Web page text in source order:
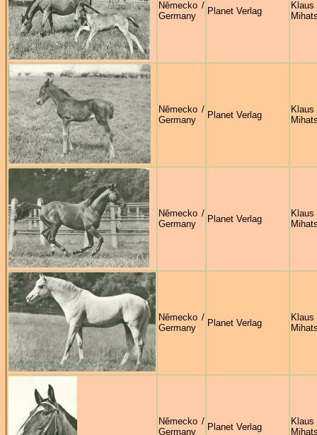
Německo /
Germany
Planet Verlag
Klaus
Německo /
Germany
Planet Verlag
Klaus
Německo /
Germany
Planet Verlag
Klaus
Německo /
Germany
Planet Verlag
Klaus
Německo /
Germany
Planet Verlag
Klaus